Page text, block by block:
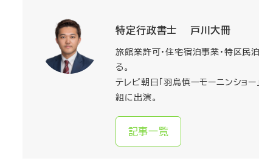
特定行政書士 戸川大冊
旅館業許可・住宅宿泊事業・特区
る。
テレビ朝日「羽鳥慎一モーニンショー
組に出演。
記事一覧